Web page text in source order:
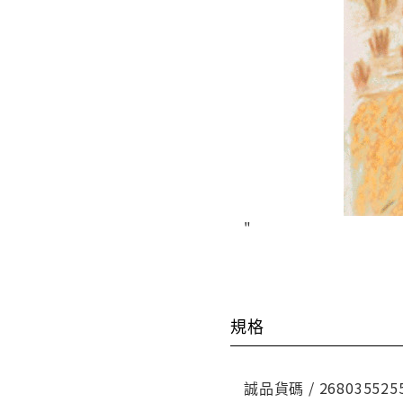
"
規格
誠品貨碼 /